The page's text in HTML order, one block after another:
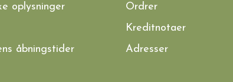
oplysninger
åbningstider
Ordrer
Kreditnotaer
Adresser